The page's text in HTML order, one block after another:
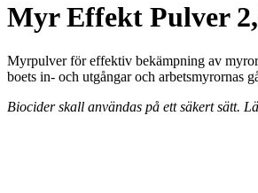
Myr Effekt Pulver
Myrpulver för effektiv bekämpning av
boets in- och utgångar och arbetsmyrornas
Biocider skall användas på ett säkert sätt.